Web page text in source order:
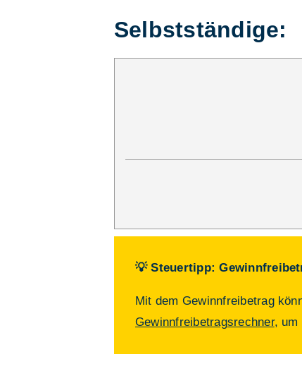
Selbstständige:
💡 Steuertipp:
Mit dem Gewinnfreibetrag
Gewinnfreibetragsrechner, um